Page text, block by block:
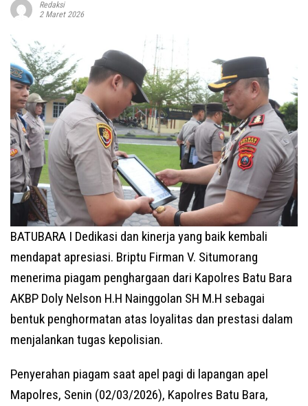
Redaksi
2 Maret 2026
BATUBARA I Dedikasi dan kinerja yang baik kembali
mendapat apresiasi. Briptu Firman V. Situmorang
menerima piagam penghargaan dari Kapolres Batu Bara
AKBP Doly Nelson H.H Nainggolan SH M.H sebagai
bentuk penghormatan atas loyalitas dan prestasi dalam
menjalankan tugas kepolisian.
Penyerahan piagam saat apel pagi di lapangan apel
Mapolres, Senin (02/03/2026), Kapolres Batu Bara,